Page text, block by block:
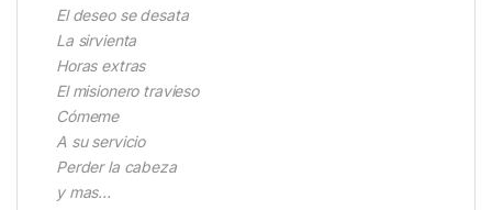
El deseo se desata
La sirvienta
Horas extras
El misionero travieso
Cómeme
A su servicio
Perder la cabeza
y mas…